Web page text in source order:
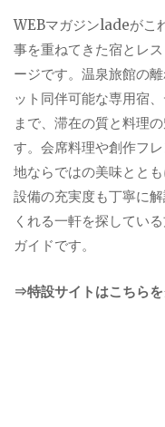
WEBマガジンladeがこ
事を重ねてきた宿とレ
ージです。温泉旅館の
ット同伴可能な専用宿
まで、滞在の質と料理
す。会席料理や創作フ
地ならではの美味とと
設備の充実度も丁寧に
くれる一軒を探してい
ガイドです。
⇒特設サイトはこちらを